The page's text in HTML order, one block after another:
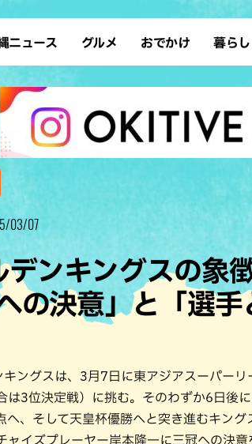
ニュース グルメ
ラーメン 沖縄
テイクアウト カフ
すし・魚料理 和食・日
イタリ
ステーキ・焼肉 焼鳥・
その他の肉料理 居酒屋・
ブッフェ・バイキング
ハンバーガー タコス・タ
おでかけ
デート
散歩
ショッピング
サウナ
沖縄の海
暮らし
レシ
ファッシ
沖縄
03/07
デンキングスの象
の決意」と「選手
キングスは、3月7日に東アジアスーパー
は3位決定戦）に挑む。そのわずか6日後
へ、そして天皇杯優勝へと突き進むキン
ャイズプレーヤー岸本隆一に三冠への決意